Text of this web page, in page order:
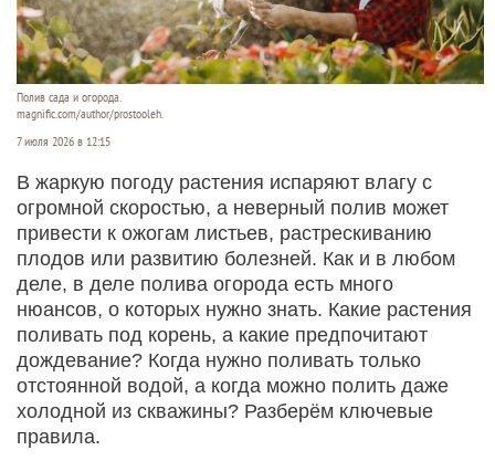
Полив сада и огорода.
magnific.com/author/prostooleh.
7 июля 2026 в 12:15
В жаркую погоду растения испаряют влагу с
огромной скоростью, а неверный полив может
привести к ожогам листьев, растрескиванию
плодов или развитию болезней. Как и в любом
деле, в деле полива огорода есть много
нюансов, о которых нужно знать. Какие растения
поливать под корень, а какие предпочитают
дождевание? Когда нужно поливать только
отстоянной водой, а когда можно полить даже
холодной из скважины? Разберём ключевые
правила.